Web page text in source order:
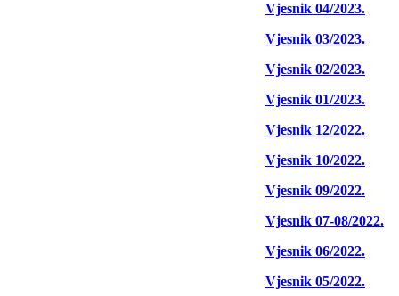
Vjesnik 04/2023.
Vjesnik 03/2023.
Vjesnik 02/2023.
Vjesnik 01/2023.
Vjesnik 12/2022.
Vjesnik 10/2022.
Vjesnik 09/2022.
Vjesnik 07-08/2022.
Vjesnik 06/2022.
Vjesnik 05/2022.